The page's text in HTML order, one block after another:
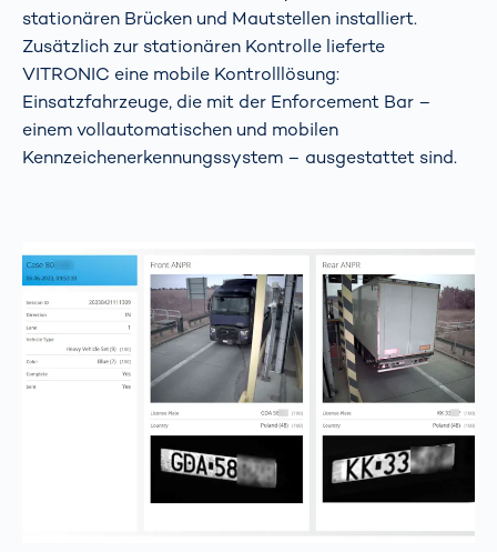
stationären Brücken und Mautstellen installiert.
Zusätzlich zur stationären Kontrolle lieferte
VITRONIC eine mobile Kontrolllösung:
Einsatzfahrzeuge, die mit der Enforcement Bar –
einem vollautomatischen und mobilen
Kennzeichenerkennungssystem – ausgestattet sind.